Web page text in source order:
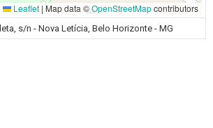
Leaflet | Map data ©OpenStreetMapcontributors
s/n - Nova Letícia, Belo Horizonte - MG